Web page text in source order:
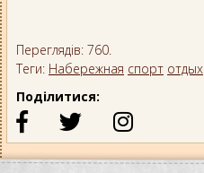
Переглядів: 760.
Теги: Набережная спорт отдых
Поділитися: